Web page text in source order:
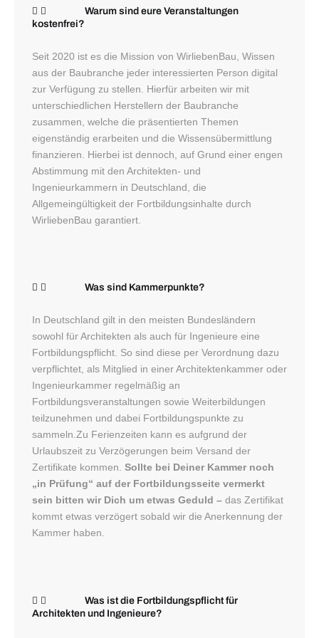
Warum sind eure Veranstaltungen
kostenfrei?
Seit 2020 ist es die Mission von WirliebenBau, Wissen
aus der Baubranche jeder interessierten Person digital
zur Verfügung zu stellen. Hierfür arbeiten wir mit
unterschiedlichen Herstellern der Baubranche
zusammen, welche die präsentierten Themen
eigenständig erarbeiten und die Wissensübermittlung
finanzieren. Hierbei ist dennoch, auf Grund einer engen
Abstimmung mit den Architekten- und
Ingenieurkammern in Deutschland, die
Allgemeingültigkeit der Fortbildungsinhalte durch
WirliebenBau garantiert.
Was sind Kammerpunkte?
In Deutschland gilt in den meisten Bundesländern
sowohl für Architekten als auch für Ingenieure eine
Fortbildungspflicht. So sind diese per Verordnung dazu
verpflichtet, als Mitglied in einer Architektenkammer oder
Ingenieurkammer regelmäßig an
Fortbildungsveranstaltungen sowie Weiterbildungen
teilzunehmen und dabei Fortbildungspunkte zu
sammeln.Zu Ferienzeiten kann es aufgrund der
Urlaubszeit zu Verzögerungen beim Versand der
Zertifikate kommen. Sollte bei Deiner Kammer noch
„in Prüfung“ auf der Fortbildungsseite vermerkt
sein bitten wir Dich um etwas Geduld – das Zertifikat
kommt etwas verzögert sobald wir die Anerkennung der
Kammer haben.
Was ist die Fortbildungspflicht für
Architekten und Ingenieure?